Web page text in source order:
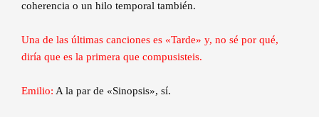
coherencia o un hilo temporal también.
Una de las últimas canciones es «Tarde» y, no sé por qué,
diría que es la primera que compusisteis.
Emilio: A la par de «Sinopsis», sí.